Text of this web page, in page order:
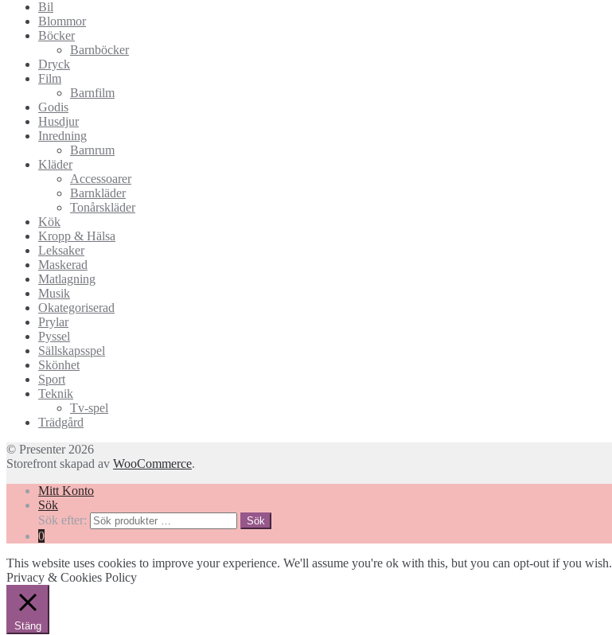
Bil
Blommor
Böcker
Barnböcker
Dryck
Film
Barnfilm
Godis
Husdjur
Inredning
Barnrum
Kläder
Accessoarer
Barnkläder
Tonårskläder
Kök
Kropp & Hälsa
Leksaker
Maskerad
Matlagning
Musik
Okategoriserad
Prylar
Pyssel
Sällskapsspel
Skönhet
Sport
Teknik
Tv-spel
Trädgård
© Presenter 2026
Storefront skapad av WooCommerce.
Mitt Konto
Sök
Sök efter:
Sök
0
This website uses cookies to improve your experience. We'll assume you're ok with this, but you can opt-out if you wish.
Privacy & Cookies Policy
Stäng